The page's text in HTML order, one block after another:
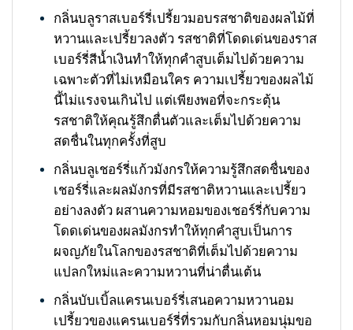
กลิ่นบลูราสเบอร์รี่เปรี้ยวมอบรสชาติของผลไม้ที่
หวานและเปรี้ยวลงตัว รสชาติที่โดดเด่นของราส
เบอร์รี่สีน้ำเงินทำให้ทุกคำสูบเต็มไปด้วยความ
เฉพาะตัวที่ไม่เหมือนใคร ความเปรี้ยวของผลไม้
นี้ไม่แรงจนเกินไป แต่เพียงพอที่จะกระตุ้น
รสชาติให้คุณรู้สึกตื่นตัวและเต็มไปด้วยความ
สดชื่นในทุกครั้งที่สูบ
กลิ่นบลูเชอร์รี่แก้วมังกรให้ความรู้สึกสดชื่นของ
เชอร์รี่และผลมังกรที่มีรสชาติหวานและเปรี้ยว
อย่างลงตัว ผสานความหอมของเชอร์รี่กับความ
โดดเด่นของผลมังกรทำให้ทุกคำสูบเป็นการ
ผจญภัยในโลกของรสชาติที่เต็มไปด้วยความ
แปลกใหม่และความหวานที่น่าตื่นเต้น
กลิ่นบับเบิ้ลแครนเบอร์รี่เสนอความหวานอม
เปรี้ยวของแครนเบอร์รี่ที่รวมกับกลิ่นหอมนุ่มขอ